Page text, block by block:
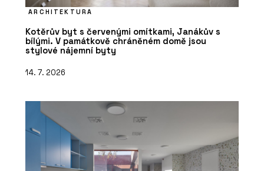
ARCHITEKTURA
Kotěrův byt s červenými omítkami, Janákův s
bílými. V památkově chráněném domě jsou
stylové nájemní byty
14. 7. 2026